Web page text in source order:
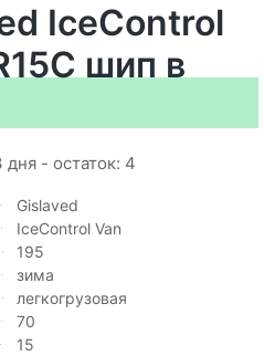
IceControl
шип в
- остаток: 4
Gislaved
IceControl Van
195
зима
легкогрузовая
70
15